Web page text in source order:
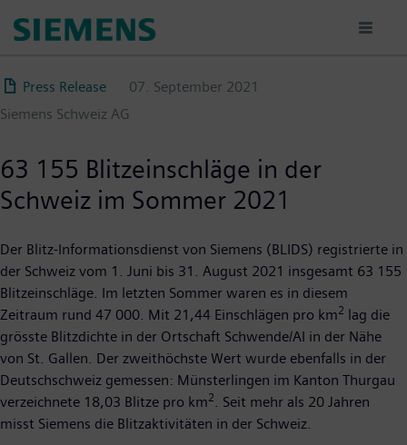
zum
Press Release
07. September 2021
Siemens Schweiz AG
63 155 Blitzeinschläge in der
Schweiz im Sommer 2021
Der Blitz-Informationsdienst von Siemens (BLIDS) registrierte in
der Schweiz vom 1. Juni bis 31. August 2021 insgesamt 63 155
Blitzeinschläge. Im letzten Sommer waren es in diesem
Zeitraum rund 47 000. Mit 21,44 Einschlägen pro km2 lag die
grösste Blitzdichte in der Ortschaft Schwende/AI in der Nähe
von St. Gallen. Der zweithöchste Wert wurde ebenfalls in der
Deutschschweiz gemessen: Münsterlingen im Kanton Thurgau
verzeichnete 18,03 Blitze pro km2. Seit mehr als 20 Jahren
misst Siemens die Blitzaktivitäten in der Schweiz.